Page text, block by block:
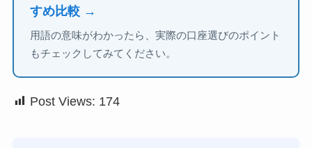
すめ比較 →
用語の意味がわかったら、実際の口座選びのポイント
もチェックしてみてください。
Post Views: 174